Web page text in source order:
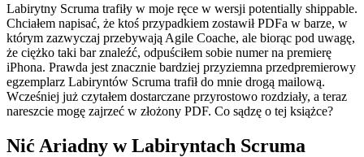
Labirytny Scruma trafiły w moje ręce w wersji potentially shippable.
Chciałem napisać, że ktoś przypadkiem zostawił PDFa w barze, w
którym zazwyczaj przebywają Agile Coache, ale biorąc pod uwagę,
że ciężko taki bar znaleźć, odpuściłem sobie numer na premierę
iPhona. Prawda jest znacznie bardziej przyziemna przedpremierowy
egzemplarz Labiryntów Scruma trafił do mnie drogą mailową.
Wcześniej już czytałem dostarczane przyrostowo rozdziały, a teraz
nareszcie mogę zajrzeć w złożony PDF. Co sądzę o tej książce?
Nić Ariadny w Labiryntach Scruma